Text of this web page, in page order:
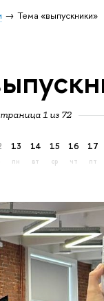
Тема «выпускники»
1 из 72
13
пн
14
вт
15
ср
16
чт
17
пт